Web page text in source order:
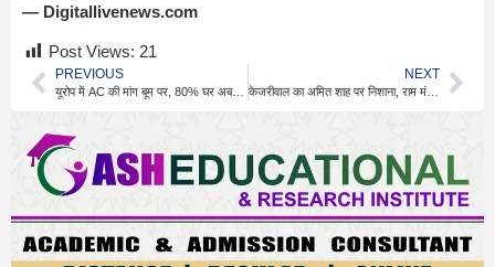
— Digitallivenews.com
Post Views: 21
PREVIOUS
यूरोप में AC की मांग बूम पर, 80% घर अब भी बिना कूलिंग सिस्टम
NEXT
केजरीवाल का अमित शाह पर निशाना, राम मंदिर को लेकर सवाल